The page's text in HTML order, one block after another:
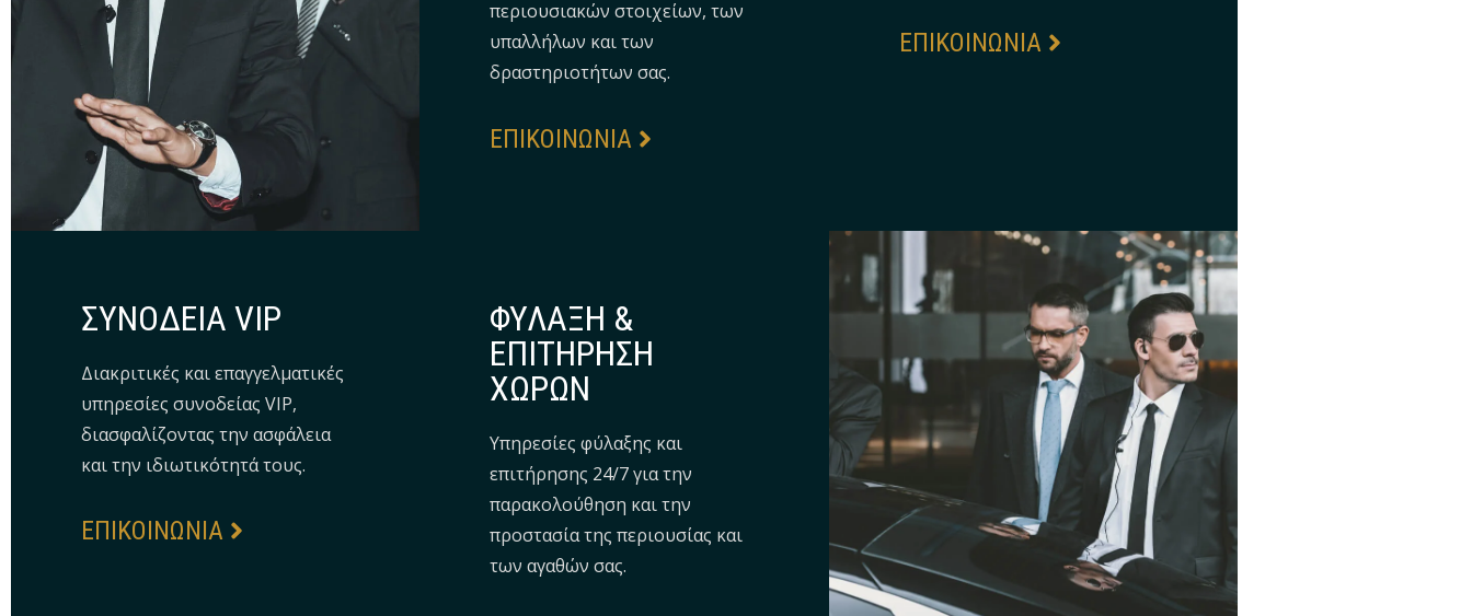
περιουσιακών στοιχείων, των
υπαλλήλων και των
δραστηριοτήτων σας.
EΠΙΚΟΙΝΩΝΙΑ
EΠΙΚΟΙΝΩΝΙΑ
ΣΥΝΟΔΕΙΑ VIP
Διακριτικές και επαγγελματικές
υπηρεσίες συνοδείας VIP,
διασφαλίζοντας την ασφάλεια
και την ιδιωτικότητά τους.
EΠΙΚΟΙΝΩΝΙΑ
ΦΥΛΑΞΗ &
ΕΠΙΤΗΡΗΣΗ
ΧΩΡΩΝ
Υπηρεσίες φύλαξης και
επιτήρησης 24/7 για την
παρακολούθηση και την
προστασία της περιουσίας και
των αγαθών σας.